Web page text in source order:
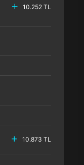
10.252 TL
10.873 TL